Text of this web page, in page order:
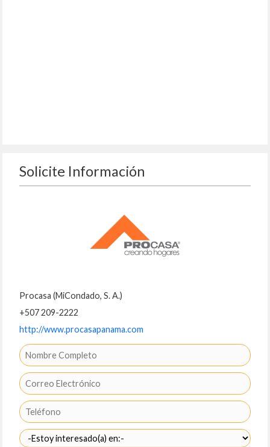
Solicite Información
Procasa (MiCondado, S. A.)
+507 209-2222
http://www.procasapanama.com